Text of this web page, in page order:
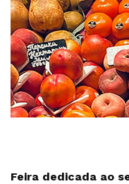
Feira dedicada ao